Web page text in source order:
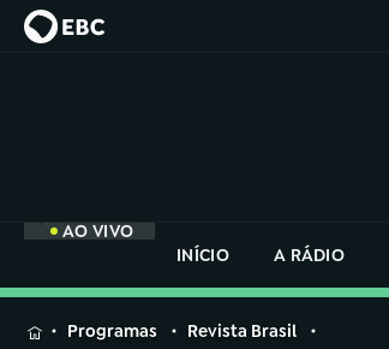
AO VIVO
INÍCIO
A RÁDIO
MENUProgramas Revista Brasil